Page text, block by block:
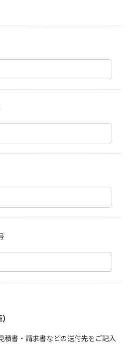
積書・請求書などの送付先をご記入